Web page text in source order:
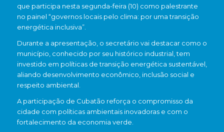
que participa nesta segunda-feira (10) como palestrante
no painel “governos locais pelo clima: por uma transição
energética inclusiva”.
Durante a apresentação, o secretário vai destacar como o
município, conhecido por seu histórico industrial, tem
investido em políticas de transição energética sustentável,
aliando desenvolvimento econômico, inclusão social e
respeito ambiental.
A participação de Cubatão reforça o compromisso da
cidade com políticas ambientais inovadoras e com o
fortalecimento da economia verde.